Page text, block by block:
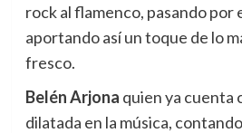
rock al flamenco, pasando por
aportando así un toque de lo
fresco.
Belén Arjona quien ya cuenta
dilatada en la música,